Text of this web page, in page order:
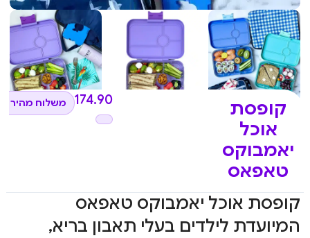
קופסת
אוכל
יאמבוקס
טאפאס
₪174.90 משלוח מהיר
קופסת אוכל יאמבוקס טאפאס
המיועדת לילדים בעלי תאבון בריא,